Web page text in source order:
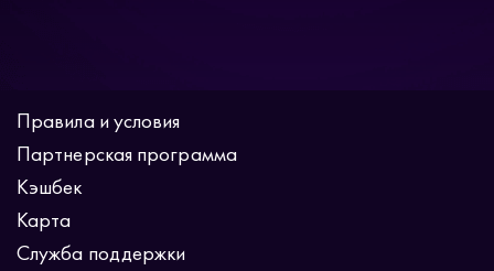
Правила и условия
Партнерская программа
Кэшбек
Карта
Служба поддержки